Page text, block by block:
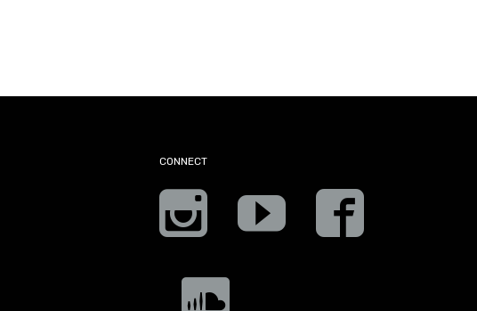
CONNECT